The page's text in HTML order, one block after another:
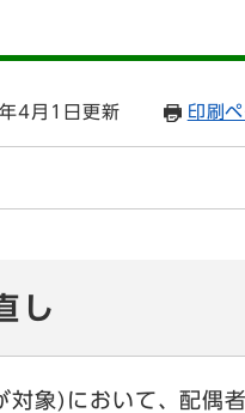
4月1日更新 印刷
し
象)において、配偶